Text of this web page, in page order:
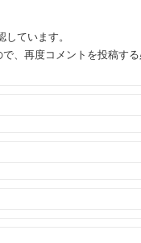
ています。
、再度コメントを投稿す